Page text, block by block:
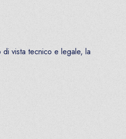
di vista tecnico e legale, la